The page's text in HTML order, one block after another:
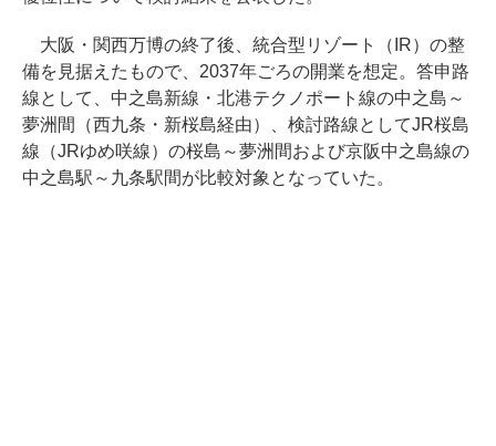
大阪・関西万博の終了後、統合型リゾート（IR）の整
備を見据えたもので、2037年ごろの開業を想定。答申路
線として、中之島新線・北港テクノポート線の中之島～
夢洲間（西九条・新桜島経由）、検討路線としてJR桜島
線（JRゆめ咲線）の桜島～夢洲間および京阪中之島線の
中之島駅～九条駅間が比較対象となっていた。